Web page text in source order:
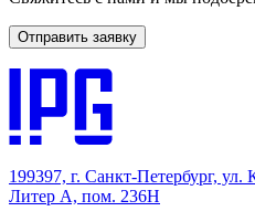
Отправить заявку
199397, г. Санкт-Петербург, ул.
Литер А, пом. 236Н